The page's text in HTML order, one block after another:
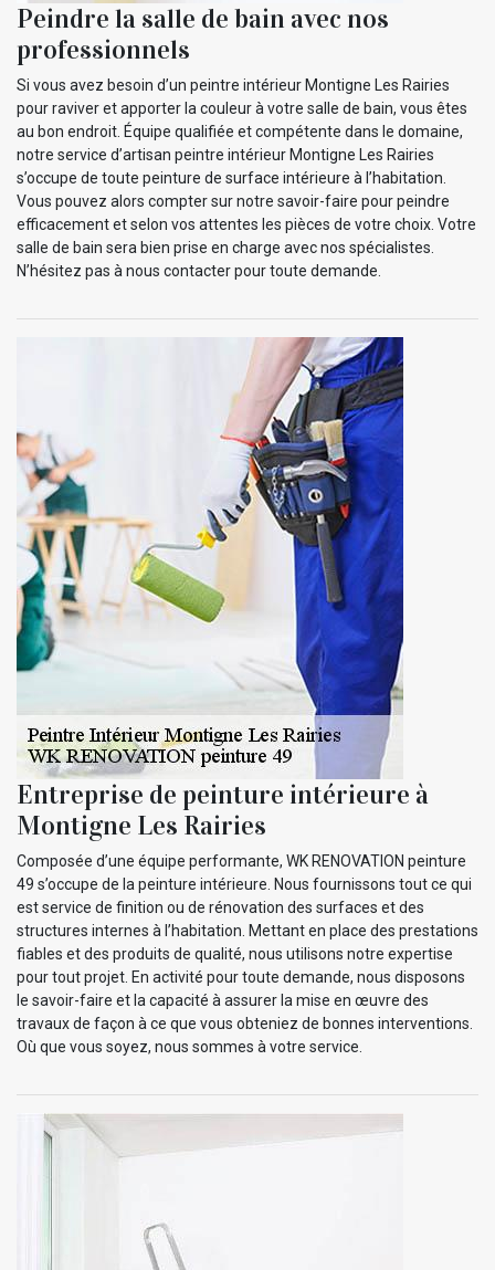
Peindre la salle de bain avec nos
professionnels
Si vous avez besoin d’un peintre intérieur Montigne Les Rairies
pour raviver et apporter la couleur à votre salle de bain, vous êtes
au bon endroit. Équipe qualifiée et compétente dans le domaine,
notre service d’artisan peintre intérieur Montigne Les Rairies
s’occupe de toute peinture de surface intérieure à l’habitation.
Vous pouvez alors compter sur notre savoir-faire pour peindre
efficacement et selon vos attentes les pièces de votre choix. Votre
salle de bain sera bien prise en charge avec nos spécialistes.
N’hésitez pas à nous contacter pour toute demande.
Entreprise de peinture intérieure à
Montigne Les Rairies
Composée d’une équipe performante, WK RENOVATION peinture
49 s’occupe de la peinture intérieure. Nous fournissons tout ce qui
est service de finition ou de rénovation des surfaces et des
structures internes à l’habitation. Mettant en place des prestations
fiables et des produits de qualité, nous utilisons notre expertise
pour tout projet. En activité pour toute demande, nous disposons
le savoir-faire et la capacité à assurer la mise en œuvre des
travaux de façon à ce que vous obteniez de bonnes interventions.
Où que vous soyez, nous sommes à votre service.